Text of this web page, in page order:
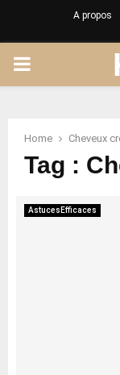
A propos
PRIMARY
Home Cheveux
Tag :
AstucesEfficaces